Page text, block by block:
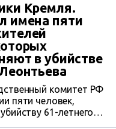
Кремля.
имена пяти
в убийстве
комитет РФ
пяти человек,
61-летнего